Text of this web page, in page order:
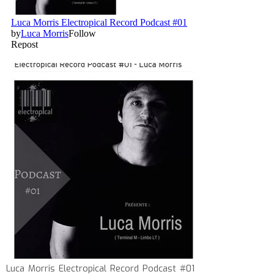
Luca Morris Electropical Record Podcast #01